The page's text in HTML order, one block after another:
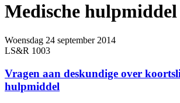
Medische hulpmiddel
Woensdag 24 september 2014
LS&R 1003
Vragen aan deskundige over
hulpmiddel